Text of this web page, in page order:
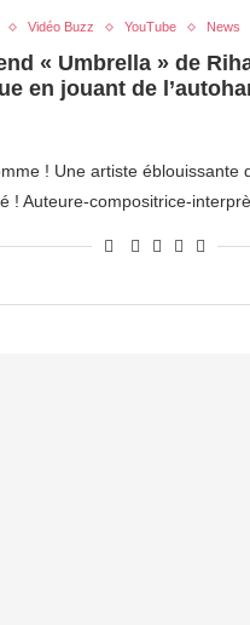
Vidéo Buzz YouTube News
« Umbrella » de
en jouant de
! Une artiste éblouissante
! Auteure-compositrice-